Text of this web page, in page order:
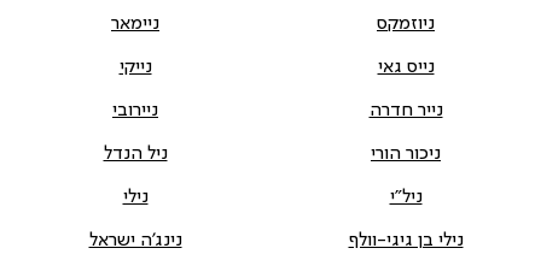
ניוזמקס ניימאר
נייס גאי נייקי
נייר חדרה ניירובי
ניכור הורי ניל הנדל
ניל"י נילי
נילי בן גיגי-וולף נינג'ה ישראל